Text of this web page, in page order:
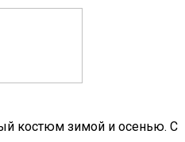
костюм зимой и осенью. С